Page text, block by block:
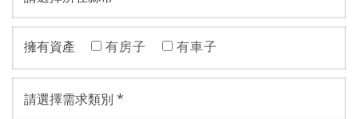
擁有資產 有房子 有車子